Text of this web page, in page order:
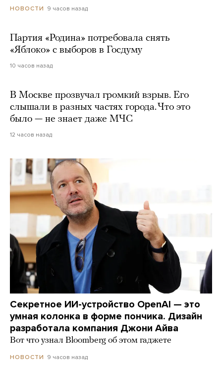
НОВОСТИ 9 часов назад
Партия «Родина» потребовала снять
«Яблоко» с выборов в Госдуму
10 часов назад
В Москве прозвучал громкий взрыв. Его
слышали в разных частях города. Что это
было — не знает даже МЧС
12 часов назад
Секретное ИИ-устройство OpenAI — это
умная колонка в форме пончика. Дизайн
разработала компания Джони Айва
Вот что узнал Bloomberg об этом гаджете
НОВОСТИ 9 часов назад